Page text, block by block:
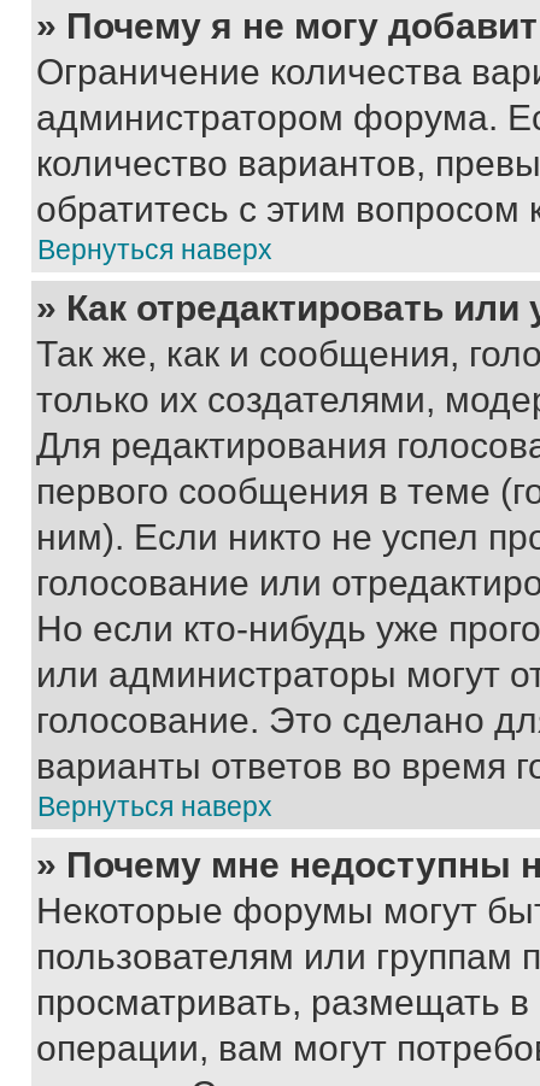
» Почему я не могу
Ограничение количества
администратором форума.
количество вариантов,
обратитесь с этим вопросом
Вернуться наверх
» Как отредактировать
Так же, как и сообщения,
только их создателями,
Для редактирования
первого сообщения в теме
ним). Если никто не успел
голосование или
Но если кто-нибудь уже
или администраторы могут
голосование. Это сделано
варианты ответов во время
Вернуться наверх
» Почему мне недоступны
Некоторые форумы могут
пользователям или группам
просматривать, размещать
операции, вам могут